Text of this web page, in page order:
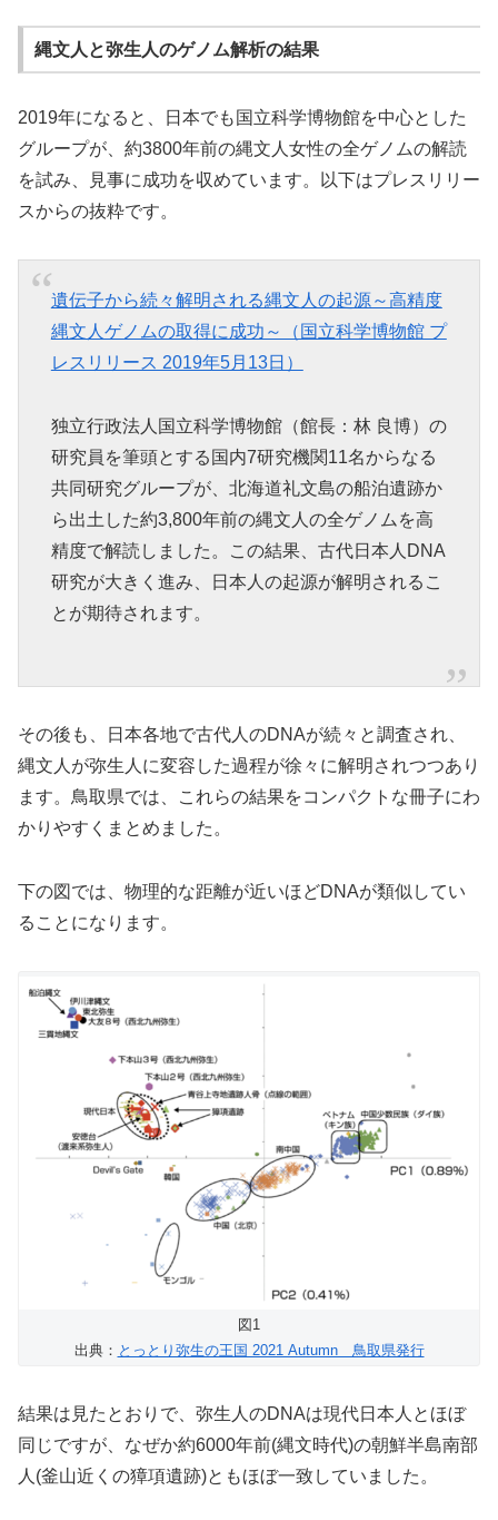
縄文人と弥生人のゲノム解析の結果
2019年になると、日本でも国立科学博物館を中心とした
グループが、約3800年前の縄文人女性の全ゲノムの解読
を試み、見事に成功を収めています。以下はプレスリリー
スからの抜粋です。
遺伝子から続々解明される縄文人の起源～高精度
縄文人ゲノムの取得に成功～（国立科学博物館 プ
レスリリース 2019年5月13日）
独立行政法人国立科学博物館（館長：林 良博）の
研究員を筆頭とする国内7研究機関11名からなる
共同研究グループが、北海道礼文島の船泊遺跡か
ら出土した約3,800年前の縄文人の全ゲノムを高
精度で解読しました。この結果、古代日本人DNA
研究が大きく進み、日本人の起源が解明されるこ
とが期待されます。
その後も、日本各地で古代人のDNAが続々と調査され、
縄文人が弥生人に変容した過程が徐々に解明されつつあり
ます。鳥取県では、これらの結果をコンパクトな冊子にわ
かりやすくまとめました。
下の図では、物理的な距離が近いほどDNAが類似してい
ることになります。
図1
出典： とっとり弥生の王国 2021 Autumn 鳥取県発行
結果は見たとおりで、弥生人のDNAは現代日本人とほぼ
同じですが、なぜか約6000年前(縄文時代)の朝鮮半島南部
人(釜山近くの獐項遺跡)ともほぼ一致していました。